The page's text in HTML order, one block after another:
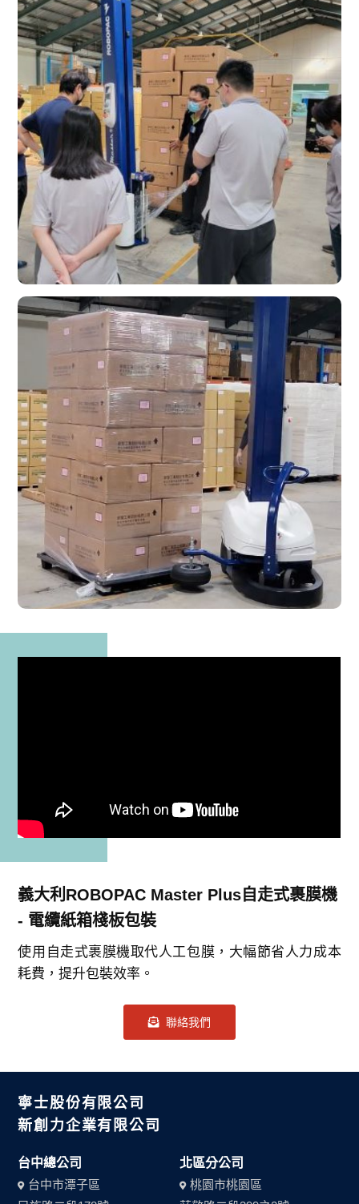
義大利ROBOPAC Master Plus自走式裹膜機
- 電纜紙箱棧板包裝
使用自走式裹膜機取代人工包膜，大幅節省人力成本
耗費，提升包裝效率。
聯絡我們
寧士股份有限公司
新創力企業有限公司
台中總公司
台中市潭子區
北區分公司
桃園市桃園區